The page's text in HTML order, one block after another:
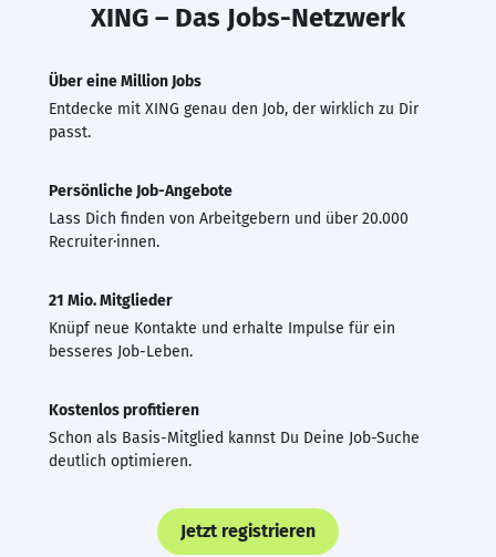
XING – Das Jobs-Netzwerk
Über eine Million Jobs
Entdecke mit XING genau den Job, der wirklich zu Dir
passt.
Persönliche Job-Angebote
Lass Dich finden von Arbeitgebern und über 20.000
Recruiter·innen.
21 Mio. Mitglieder
Knüpf neue Kontakte und erhalte Impulse für ein
besseres Job-Leben.
Kostenlos profitieren
Schon als Basis-Mitglied kannst Du Deine Job-Suche
deutlich optimieren.
Jetzt registrieren